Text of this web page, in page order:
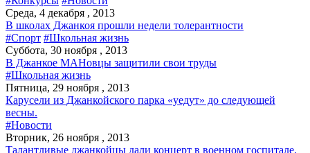
Среда, 4 декабря , 2013
В школах Джанкоя прошли недели толерантности
#Спорт #Школьная жизнь
Суббота, 30 ноября , 2013
В Джанкое МАНовцы защитили свои труды
#Школьная жизнь
Пятница, 29 ноября , 2013
Карусели из Джанкойского парка «уедут» до следующей
весны.
#Новости
Вторник, 26 ноября , 2013
Талантливые джанкойцы дали концерт в военном госпитале.